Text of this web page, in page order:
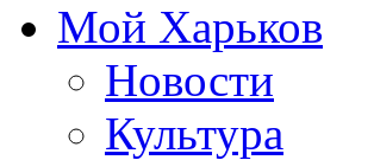
Мой Харьков
Новости
Культура